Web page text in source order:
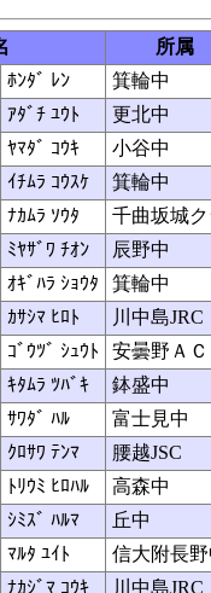
所属
ﾎﾝﾀﾞ ﾚﾝ
箕輪中
ｱﾀﾞﾁ ﾕｳﾄ
更北中
ﾔﾏﾀﾞ ｺｳｷ
小谷中
ｲﾁﾑﾗ ｺｳｽｹ
箕輪中
ﾅｶﾑﾗ ｿｳﾀ
千曲坂城
ﾐﾔｻﾞﾜ ﾁｵﾝ
辰野中
ｵｷﾞﾊﾗ ｼｮｳﾀ
箕輪中
ｶｻｼﾏ ﾋﾛﾄ
川中島JRC
ｺﾞｳﾂﾞ ｼｭｳﾄ
安曇野ＡＣ
ｷﾀﾑﾗ ﾂﾊﾞｷ
鉢盛中
ｻﾜﾀﾞ ﾊﾙ
富士見中
ｸﾛｻﾜ ﾃﾝﾏ
腰越JSC
ﾄﾘｳﾐ ﾋﾛﾊﾙ
高森中
ｼﾐｽﾞ ﾊﾙﾏ
丘中
ﾏﾙﾀ ﾕｲﾄ
信大附長
ﾅｶｼﾞﾏ ｺｳｷ
川中島JRC